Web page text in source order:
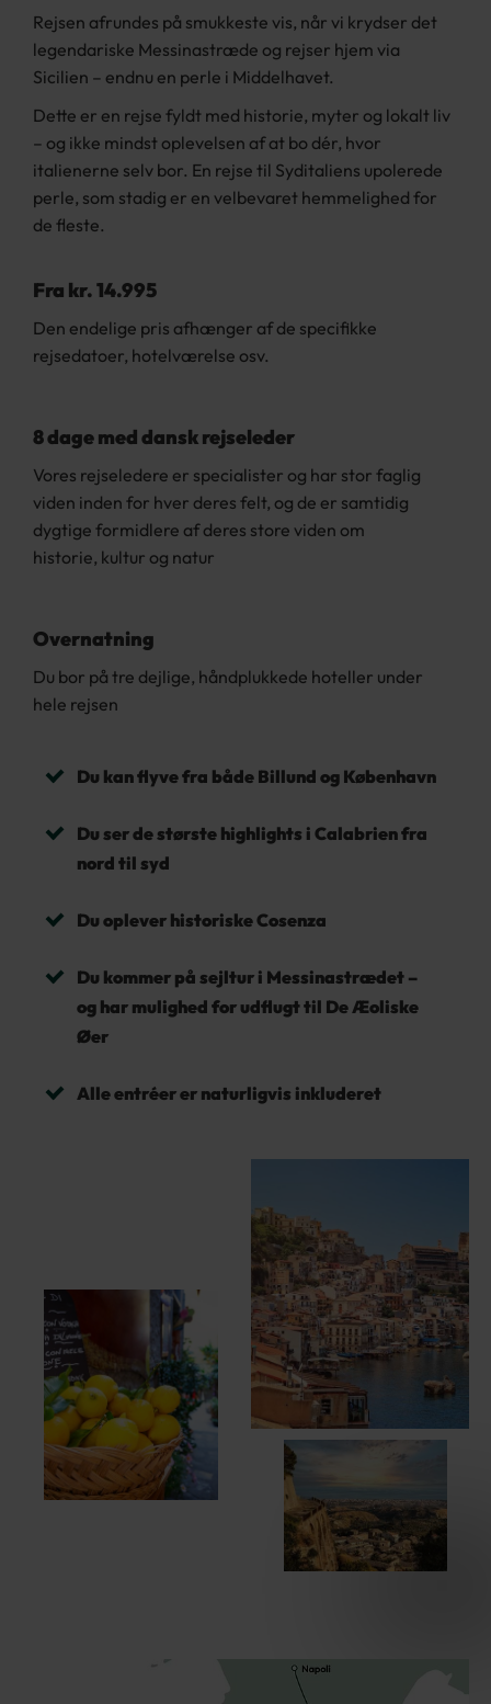
Rejsen afrundes på smukkeste vis, når vi krydser det
legendariske Messinastræde og rejser hjem via
Sicilien – endnu en perle i Middelhavet.
Dette er en rejse fyldt med historie, myter og lokalt liv
– og ikke mindst oplevelsen af at bo dér, hvor
italienerne selv bor. En rejse til Syditaliens upolerede
perle, som stadig er en velbevaret hemmelighed for
de fleste.
Fra kr. 14.995
Den endelige pris afhænger af de specifikke
rejsedatoer, hotelværelse osv.
8 dage med dansk rejseleder
Vores rejseledere er specialister og har stor faglig
viden inden for hver deres felt, og de er samtidig
dygtige formidlere af deres store viden om
historie, kultur og natur
Overnatning
Du bor på tre dejlige, håndplukkede hoteller under
hele rejsen
Du kan flyve fra både Billund og København
Du ser de største highlights i Calabrien fra
nord til syd
Du oplever historiske Cosenza
Du kommer på sejltur i Messinastrædet –
og har mulighed for udflugt til De Æoliske
Øer
Alle entréer er naturligvis inkluderet